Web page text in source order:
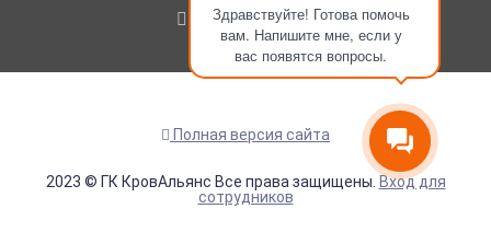
Здравствуйте! Готова помочь
вам. Напишите мне, если у
вас появятся вопросы.
Регистрация
Полная версия сайта
2023 © ГК КровАльянс Все права защищены. Вход для
сотрудников